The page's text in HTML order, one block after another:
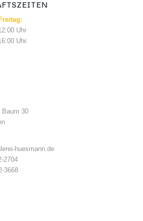
Uhr
Uhr.
Baum 30
huesmann.de
2704
3668